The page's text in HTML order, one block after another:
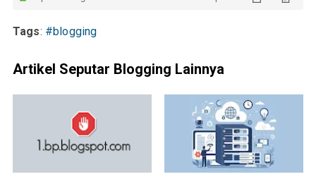
Tags: #blogging
Artikel Seputar Blogging Lainnya